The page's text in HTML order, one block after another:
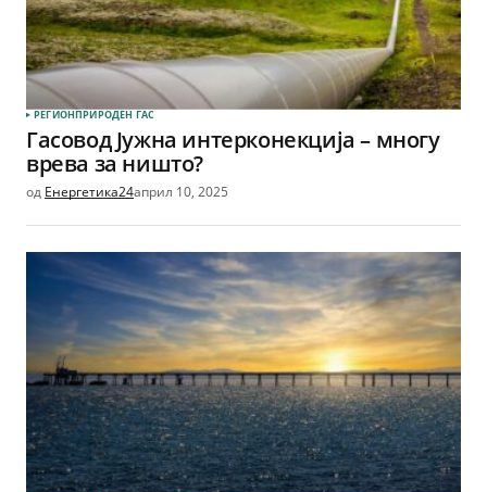
РЕГИОНПРИРОДЕН ГАС
Гасовод Јужна интерконекција – многу
врева за ништо?
од Енергетика24април 10, 2025